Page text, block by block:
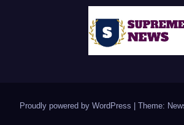
Proudly powered by WordPress | Theme: